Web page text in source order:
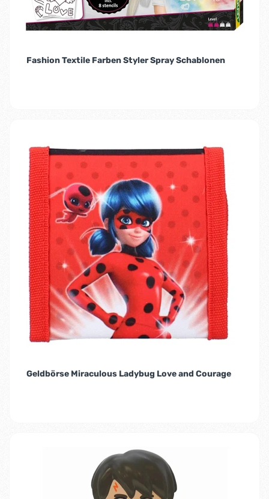
Fashion Textile Farben Styler Spray Schablonen
Geldbörse Miraculous Ladybug Love and Courage